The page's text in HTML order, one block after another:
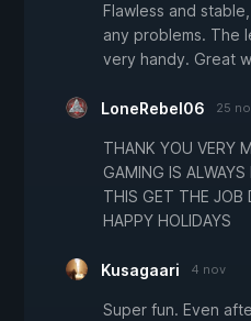
Flawless and
any problems. The
very handy. Great
LoneRebel06 25
THANK YOU VERY
GAMING IS
THIS GET THE JOB
HAPPY HOLIDAYS
Kusagaari 4 nov
Super fun. Even